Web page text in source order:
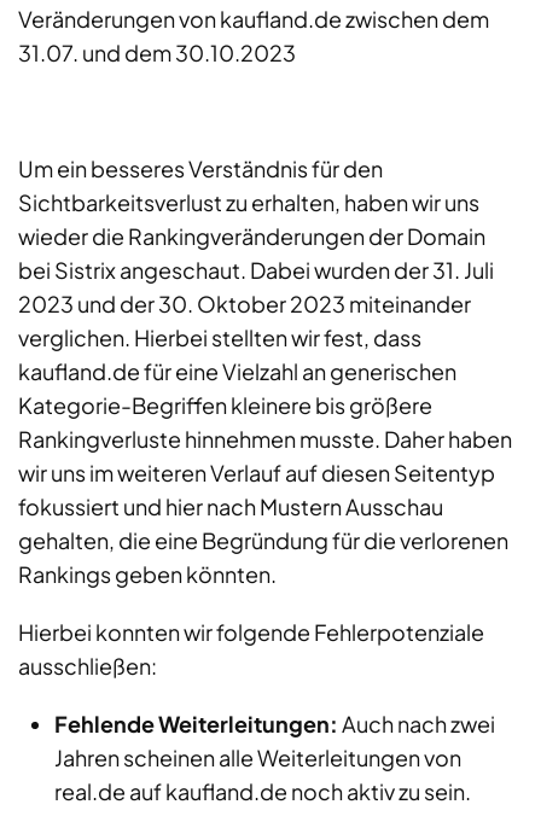
Veränderungen von kaufland.de zwischen dem
31.07. und dem 30.10.2023
Um ein besseres Verständnis für den
Sichtbarkeitsverlust zu erhalten, haben wir uns
wieder die Rankingveränderungen der Domain
bei Sistrix angeschaut. Dabei wurden der 31. Juli
2023 und der 30. Oktober 2023 miteinander
verglichen. Hierbei stellten wir fest, dass
kaufland.de für eine Vielzahl an generischen
Kategorie-Begriffen kleinere bis größere
Rankingverluste hinnehmen musste. Daher haben
wir uns im weiteren Verlauf auf diesen Seitentyp
fokussiert und hier nach Mustern Ausschau
gehalten, die eine Begründung für die verlorenen
Rankings geben könnten.
Hierbei konnten wir folgende Fehlerpotenziale
ausschließen:
Fehlende Weiterleitungen: Auch nach zwei
Jahren scheinen alle Weiterleitungen von
real.de auf kaufland.de noch aktiv zu sein.